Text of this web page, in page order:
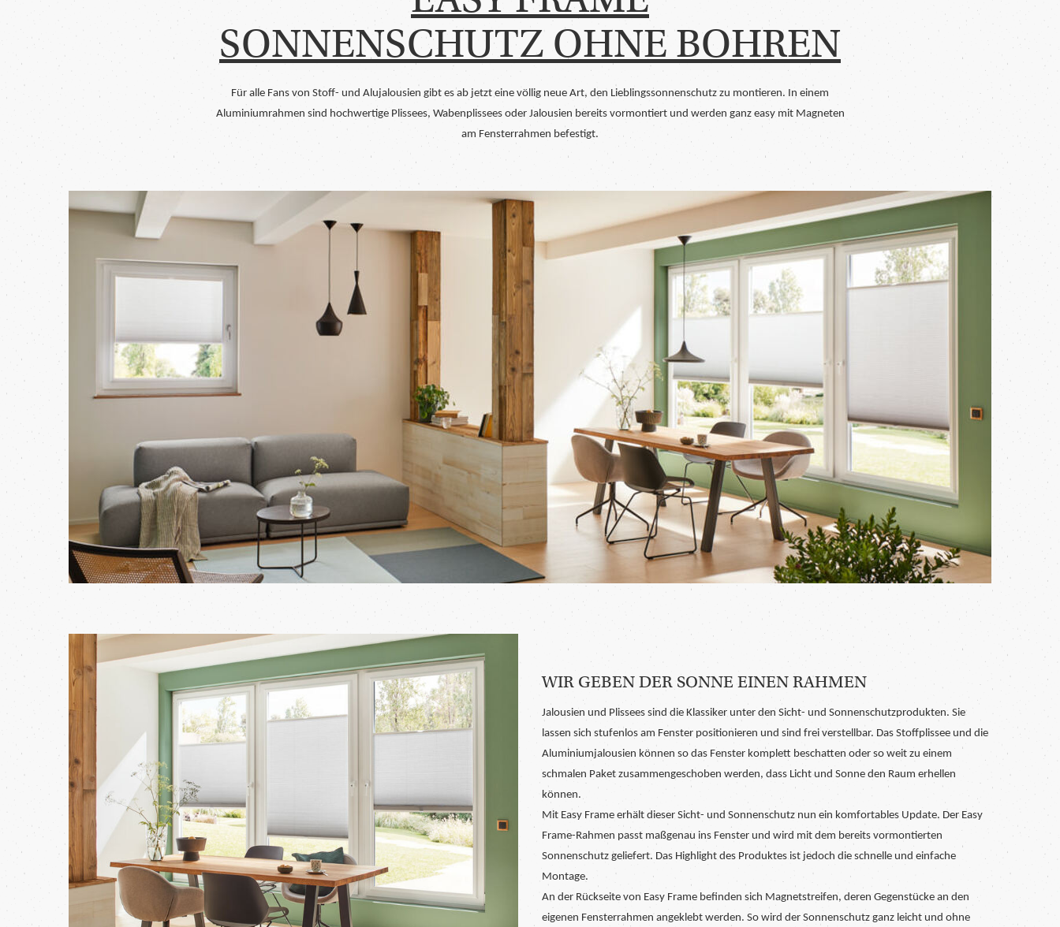
SONNENSCHUTZ OHNE BOHREN
Für alle Fans von Stoff- und Alujalousien gibt es ab jetzt eine völlig neue Art, den Lieblingssonnenschutz zu montieren. In einem
Aluminiumrahmen sind hochwertige Plissees, Wabenplissees oder Jalousien bereits vormontiert und werden ganz easy mit Magneten
am Fensterrahmen befestigt.
WIR GEBEN DER SONNE EINEN RAHMEN
Jalousien und Plissees sind die Klassiker unter den Sicht- und Sonnenschutzprodukten. Sie
lassen sich stufenlos am Fenster positionieren und sind frei verstellbar. Das Stoffplissee und die
Aluminiumjalousien können so das Fenster komplett beschatten oder so weit zu einem
schmalen Paket zusammengeschoben werden, dass Licht und Sonne den Raum erhellen
können.
Mit Easy Frame erhält dieser Sicht- und Sonnenschutz nun ein komfortables Update. Der Easy
Frame-Rahmen passt maßgenau ins Fenster und wird mit dem bereits vormontierten
Sonnenschutz geliefert. Das Highlight des Produktes ist jedoch die schnelle und einfache
Montage.
An der Rückseite von Easy Frame befinden sich Magnetstreifen, deren Gegenstücke an den
eigenen Fensterrahmen angeklebt werden. So wird der Sonnenschutz ganz leicht und ohne